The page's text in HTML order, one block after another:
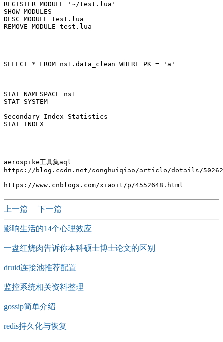
REGISTER MODULE '~/test.lua'
SHOW MODULES
DESC MODULE test.lua
REMOVE MODULE test.lua
SELECT * FROM ns1.data_clean WHERE PK = 'a'
STAT NAMESPACE ns1
STAT SYSTEM
Secondary Index Statistics
STAT INDEX
aerospike工具集aql
https://blog.csdn.net/songhuiqiao/article/details/
上一篇 下一篇
影响生活的14个心理效应
一盘红烧肉告诉你本科硕士博士论文的区别
druid连接池推荐配置
监控系统相关资料整理
gossip简单介绍
redis持久化与恢复